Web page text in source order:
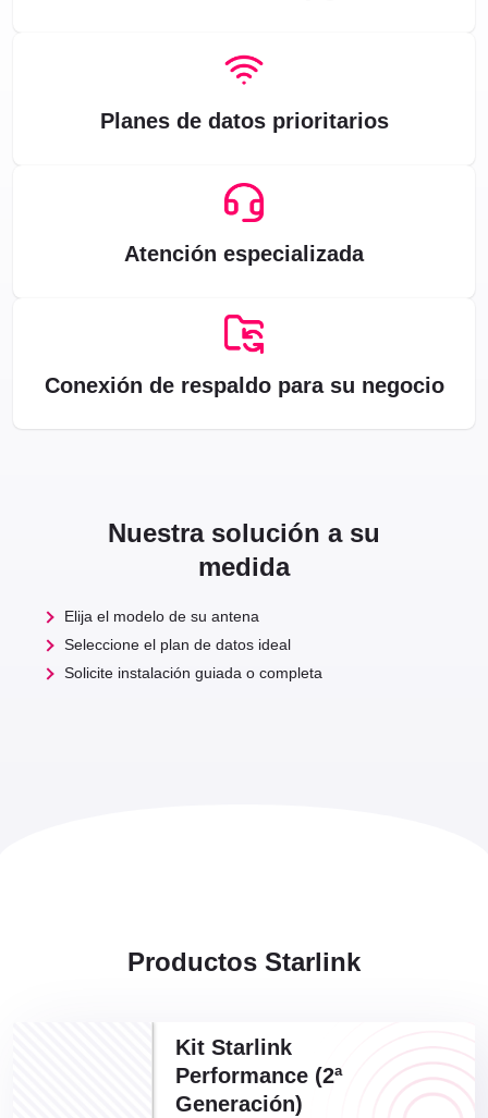
Planes de datos prioritarios
Atención especializada
Conexión de respaldo para su negocio
Nuestra solución a su
medida
Elija el modelo de su antena
Seleccione el plan de datos ideal
Solicite instalación guiada o completa
Productos Starlink
Kit Starlink
Performance (2ª
Generación)